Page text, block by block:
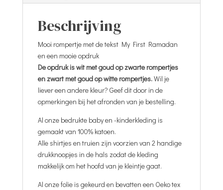
Beschrijving
Mooi rompertje met de tekst My First Ramadan
en een mooie opdruk
De opdruk is wit met goud op zwarte rompertjes
en zwart met goud op witte rompertjes.Wil je
liever een andere kleur? Geef dit door in de
opmerkingen bij het afronden van je bestelling.
Al onze bedrukte baby en -kinderkleding is
gemaakt van 100% katoen.
Alle shirtjes en truien zijn voorzien van 2 handige
drukknoopjes in de hals zodat de kleding
makkelijk om het hoofd van je kleintje gaat.
Al onze folie is gekeurd en bevatten een Oeko tex